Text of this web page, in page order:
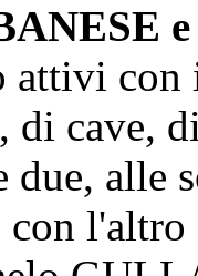
attivi con
di cave,
due, alle
con